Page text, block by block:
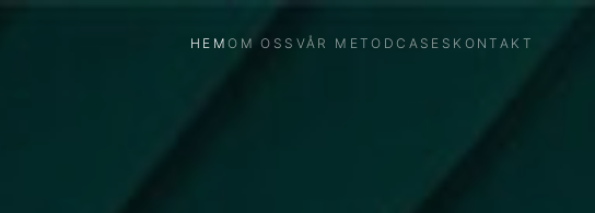
HEMOM OSS VÅR METODCASES KONTAKT